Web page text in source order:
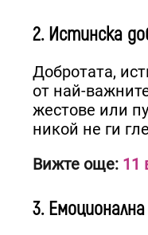
2. Истинска
Добротата,
от най-
жестове или
никой не ги
Вижте още: 11
3.